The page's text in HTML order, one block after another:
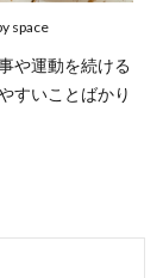
space
や運動を続ける
すいことばかり